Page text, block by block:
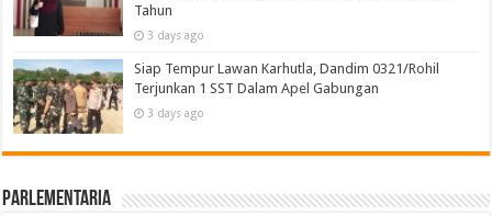
Tahun
3 days ago
Siap Tempur Lawan Karhutla, Dandim 0321/Rohil
Terjunkan 1 SST Dalam Apel Gabungan
3 days ago
Parlementaria